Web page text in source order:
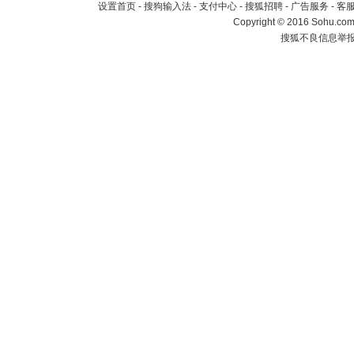
设置首页 - 搜狗输入法 - 支付中心 - 搜狐招聘 - 广告服务 - 客
Copyright©2016
搜狐不良信息举